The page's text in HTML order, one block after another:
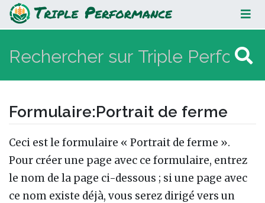
Portrait de ferme
Formulaire:Portrait de ferme
Aller à :navigation,rechercher
Ceci est le formulaire « Portrait de ferme ».
Pour créer une page avec ce formulaire, entrez
le nom de la page ci-dessous ; si une page avec
ce nom existe déjà, vous serez dirigé vers un